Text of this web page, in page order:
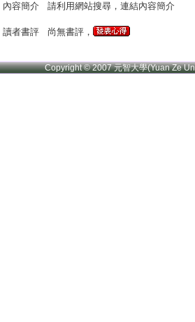
內容簡介 請利用網站搜尋，連結內容簡介
讀者書評 尚無書評，
Copyright © 2007 元智大學(Yuan Ze